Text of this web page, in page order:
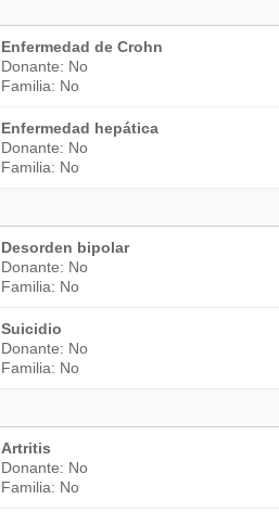
Enfermedad de Crohn
Donante: No
Familia: No
Enfermedad hepática
Donante: No
Familia: No
Desorden bipolar
Donante: No
Familia: No
Suicidio
Donante: No
Familia: No
Artritis
Donante: No
Familia: No